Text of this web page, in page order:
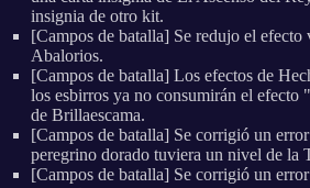
insignia de otro kit.
[Campos de batalla] Se redujo el
Abalorios.
[Campos de batalla] Los efectos de
los esbirros ya no consumirán el efecto
de Brillaescama.
[Campos de batalla] Se corrigió un
peregrino dorado tuviera un nivel de la
[Campos de batalla] Se corrigió un